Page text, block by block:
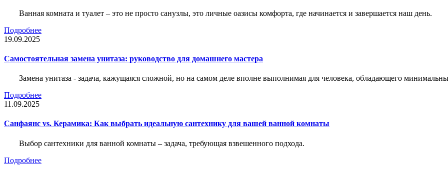
Ванная комната и туалет – это не просто санузлы, это личные оазисы комфорта, где начинается и завершается наш день.
Подробнее
19.09.2025
Самостоятельная замена унитаза: руководство для домашнего мастера
Замена унитаза - задача, кажущаяся сложной, но на самом деле вполне выполнимая для человека, обладающего
Подробнее
11.09.2025
Санфаянс vs. Керамика: Как выбрать идеальную сантехнику для вашей ванной комнаты
Выбор сантехники для ванной комнаты – задача, требующая взвешенного подхода.
Подробнее